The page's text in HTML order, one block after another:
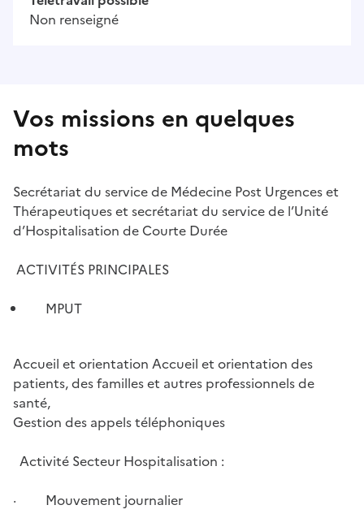
Non renseigné
Vos missions en quelques
mots
Secrétariat du service de Médecine Post Urgences et
Thérapeutiques et secrétariat du service de l’Unité
d’Hospitalisation de Courte Durée
ACTIVITÉS PRINCIPALES
MPUT
Accueil et orientation Accueil et orientation des
patients, des familles et autres professionnels de
santé,
Gestion des appels téléphoniques
Activité Secteur Hospitalisation :
· Mouvement journalier